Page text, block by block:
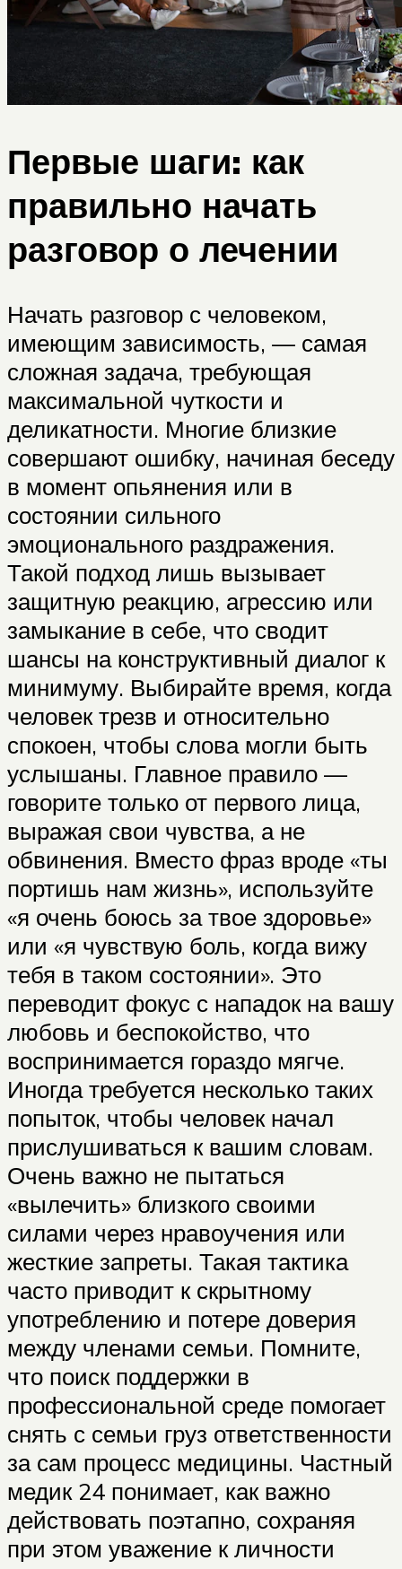
Первые шаги: как
правильно начать
разговор о лечении
Начать разговор с человеком,
имеющим зависимость, — самая
сложная задача, требующая
максимальной чуткости и
деликатности. Многие близкие
совершают ошибку, начиная беседу
в момент опьянения или в
состоянии сильного
эмоционального раздражения.
Такой подход лишь вызывает
защитную реакцию, агрессию или
замыкание в себе, что сводит
шансы на конструктивный диалог к
минимуму. Выбирайте время, когда
человек трезв и относительно
спокоен, чтобы слова могли быть
услышаны. Главное правило —
говорите только от первого лица,
выражая свои чувства, а не
обвинения. Вместо фраз вроде «ты
портишь нам жизнь», используйте
«я очень боюсь за твое здоровье»
или «я чувствую боль, когда вижу
тебя в таком состоянии». Это
переводит фокус с нападок на вашу
любовь и беспокойство, что
воспринимается гораздо мягче.
Иногда требуется несколько таких
попыток, чтобы человек начал
прислушиваться к вашим словам.
Очень важно не пытаться
«вылечить» близкого своими
силами через нравоучения или
жесткие запреты. Такая тактика
часто приводит к скрытному
употреблению и потере доверия
между членами семьи. Помните,
что поиск поддержки в
профессиональной среде помогает
снять с семьи груз ответственности
за сам процесс медицины. Частный
медик 24 понимает, как важно
действовать поэтапно, сохраняя
при этом уважение к личности